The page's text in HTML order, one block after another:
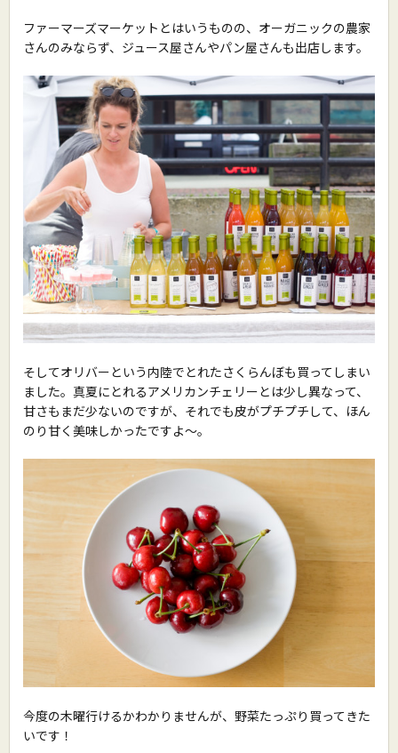
ファーマーズマーケットとはいうものの、オーガニックの農家
さんのみならず、ジュース屋さんやパン屋さんも出店します。
そしてオリバーという内陸でとれたさくらんぼも買ってしまい
ました。真夏にとれるアメリカンチェリーとは少し異なって、
甘さもまだ少ないのですが、それでも皮がプチプチして、ほん
のり甘く美味しかったですよ〜。
今度の木曜行けるかわかりませんが、野菜たっぷり買ってきた
いです！